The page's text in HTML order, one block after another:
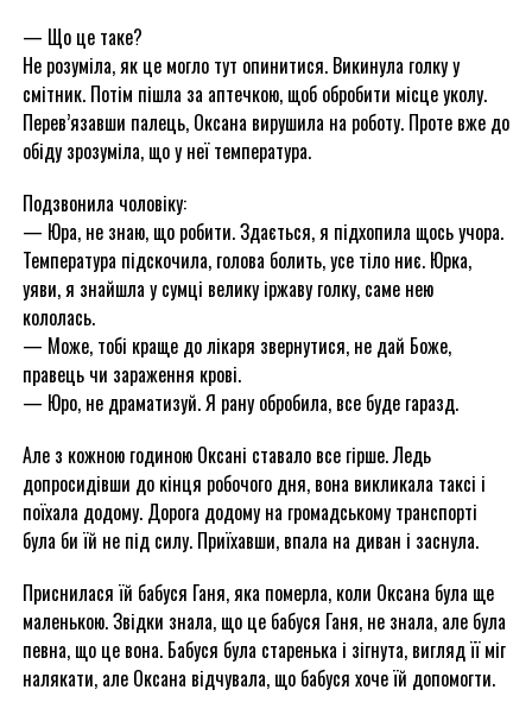
— Що це таке?
Не розуміла, як це могло тут опинитися. Викинула голку у
смітник. Потім пішла за аптечкою, щоб обробити місце уколу.
Перев’язавши палець, Оксана вирушила на роботу. Проте вже до
обіду зрозуміла, що у неї температура.
Подзвонила чоловіку:
— Юра, не знаю, що робити. Здається, я підхопила щось учора.
Температура підскочила, голова болить, усе тіло ниє. Юрка,
уяви, я знайшла у сумці велику іржаву голку, саме нею
кололась.
— Може, тобі краще до лікаря звернутися, не дай Боже,
правець чи зараження крові.
— Юро, не драматизуй. Я рану обробила, все буде гаразд.
Але з кожною годиною Оксані ставало все гірше. Ледь
допросидівши до кінця робочого дня, вона викликала таксі і
поїхала додому. Дорога додому на громадському транспорті
була би їй не під силу. Приїхавши, впала на диван і заснула.
Приснилася їй бабуся Ганя, яка померла, коли Оксана була ще
маленькою. Звідки знала, що це бабуся Ганя, не знала, але була
певна, що це вона. Бабуся була старенька і зігнута, вигляд її міг
налякати, але Оксана відчувала, що бабуся хоче їй допомогти.